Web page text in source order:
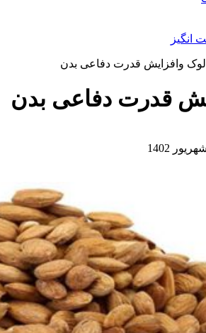
انگیز
الوک وافزایش قدرت دفاعی بدن
قدرت دفاعی بدن